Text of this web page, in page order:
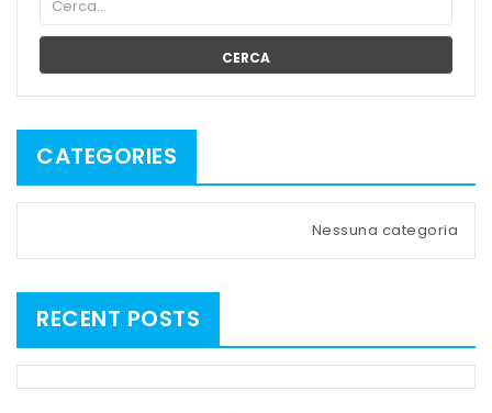
CERCA
CATEGORIES
Nessuna categoria
RECENT POSTS